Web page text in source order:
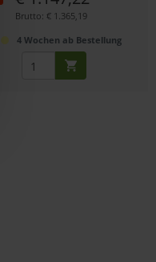
Brutto: € 1.365,19
4 Wochen ab Bestellung